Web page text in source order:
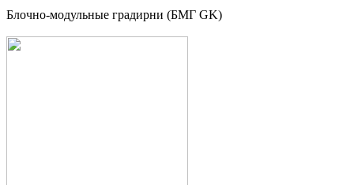
Блочно-модульные градирни (БМГ GK)